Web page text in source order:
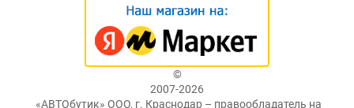
©
2007-2026
«АВТОбутик» ООО, г. Краснодар – правообладатель на